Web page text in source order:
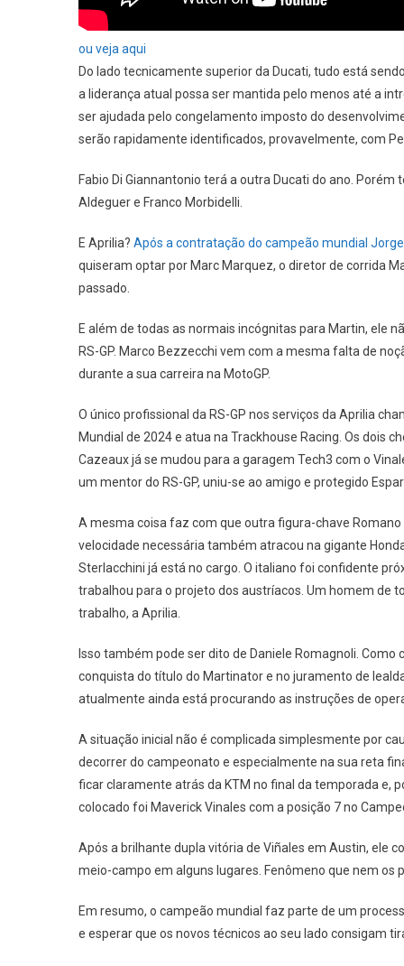
ou veja aqui
Do lado tecnicamente superior da Ducati, tudo está
a liderança atual possa ser mantida pelo menos até a
ser ajudada pelo congelamento imposto do
serão rapidamente identificados, provavelmente, com
Fabio Di Giannantonio terá a outra Ducati do ano.
Aldeguer e Franco Morbidelli.
E Aprilia? Após a contratação do campeão mundial
quiseram optar por Marc Marquez, o diretor de corrida
passado.
E além de todas as normais incógnitas para Martin, ele
RS-GP. Marco Bezzecchi vem com a mesma falta de
durante a sua carreira na MotoGP.
O único profissional da RS-GP nos serviços da Aprilia
Mundial de 2024 e atua na Trackhouse Racing. Os dois
Cazeaux já se mudou para a garagem Tech3 com o
um mentor do RS-GP, uniu-se ao amigo e protegido
A mesma coisa faz com que outra figura-chave
velocidade necessária também atracou na gigante
Sterlacchini já está no cargo. O italiano foi confidente
trabalhou para o projeto dos austríacos. Um homem de
trabalho, a Aprilia.
Isso também pode ser dito de Daniele Romagnoli.
conquista do título do Martinator e no juramento de
atualmente ainda está procurando as instruções de
A situação inicial não é complicada simplesmente por
decorrer do campeonato e especialmente na sua reta
ficar claramente atrás da KTM no final da temporada
colocado foi Maverick Vinales com a posição 7 no
Após a brilhante dupla vitória de Viñales em Austin, ele
meio-campo em alguns lugares. Fenômeno que nem os
Em resumo, o campeão mundial faz parte de um
e esperar que os novos técnicos ao seu lado consigam